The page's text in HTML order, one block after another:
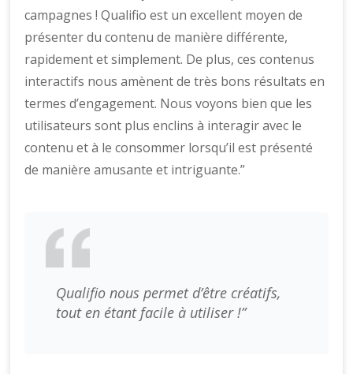
campagnes ! Qualifio est un excellent moyen de
présenter du contenu de manière différente,
rapidement et simplement. De plus, ces contenus
interactifs nous amènent de très bons résultats en
termes d’engagement. Nous voyons bien que les
utilisateurs sont plus enclins à interagir avec le
contenu et à le consommer lorsqu’il est présenté
de manière amusante et intriguante.”
Qualifio nous permet d’être créatifs,
tout en étant facile à utiliser !”